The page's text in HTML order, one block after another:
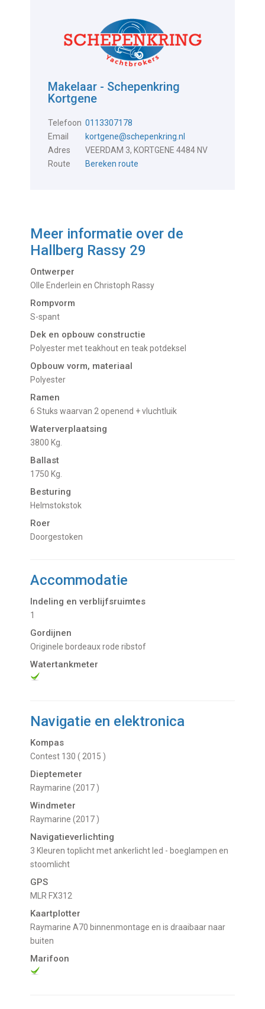
Makelaar - Schepenkring
Kortgene
Telefoon 0113307178
Email
kortgene@schepenkring.nl
Adres
VEERDAM 3, KORTGENE 4484 NV
Route
Bereken route
Meer informatie over de
Hallberg Rassy 29
Ontwerper
Olle Enderlein en Christoph Rassy
Rompvorm
S-spant
Dek en opbouw constructie
Polyester met teakhout en teak potdeksel
Opbouw vorm, materiaal
Polyester
Ramen
6 Stuks waarvan 2 openend + vluchtluik
Waterverplaatsing
3800 Kg.
Ballast
1750 Kg.
Besturing
Helmstokstok
Roer
Doorgestoken
Accommodatie
Indeling en verblijfsruimtes
1
Gordijnen
Originele bordeaux rode ribstof
Watertankmeter
Navigatie en elektronica
Kompas
Contest 130 ( 2015 )
Dieptemeter
Raymarine (2017 )
Windmeter
Raymarine (2017 )
Navigatieverlichting
3 Kleuren toplicht met ankerlicht led - boeglampen en
stoomlicht
GPS
MLR FX312
Kaartplotter
Raymarine A70 binnenmontage en is draaibaar naar
buiten
Marifoon